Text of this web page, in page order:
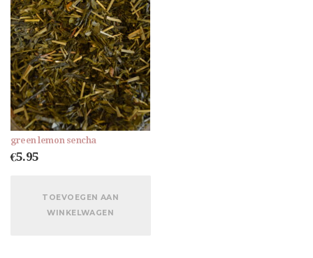
green lemon sencha
€5.95
TOEVOEGEN AAN
WINKELWAGEN